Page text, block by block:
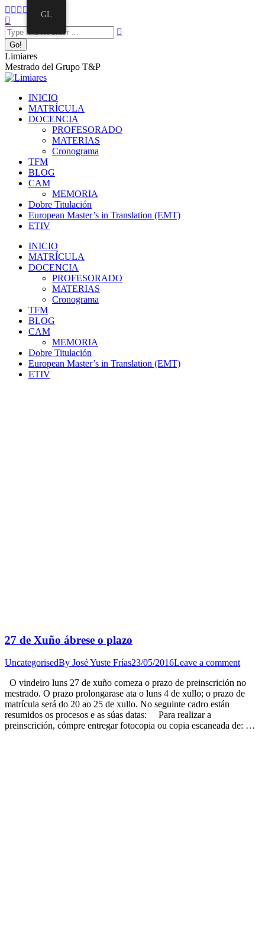
Limiares
Mestrado del Grupo T&P
INICIO
MATRÍCULA
DOCENCIA
PROFESORADO
MATERIAS
Cronograma
TFM
BLOG
CAM
MEMORIA
Dobre Titulación
European Master’s in Translation (EMT)
ETIV
INICIO
MATRÍCULA
DOCENCIA
PROFESORADO
MATERIAS
Cronograma
TFM
BLOG
CAM
MEMORIA
Dobre Titulación
European Master’s in Translation (EMT)
ETIV
27 de Xuño ábrese o plazo
UncategorisedBy José Yuste Frías23/05/2016Leave a comment
O vindeiro luns 27 de xuño comeza o prazo de preinscrición no
mestrado. O prazo prolongarase ata o luns 4 de xullo; o prazo de
matrícula será do 20 ao 25 de xullo. No seguinte cadro están
resumidos os procesos e as súas datas: Para realizar a
preinscrición, cómpre entregar fotocopia ou copia escaneada de: …
GL